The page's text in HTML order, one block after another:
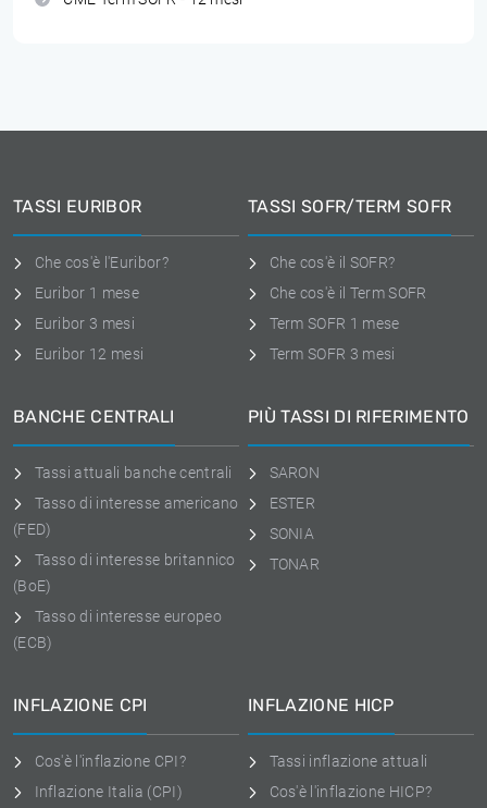
TASSI EURIBOR
Che cos'è l'Euribor?
Euribor 1 mese
Euribor 3 mesi
Euribor 12 mesi
TASSI SOFR/TERM SOFR
Che cos'è il SOFR?
Che cos'è il Term SOFR
Term SOFR 1 mese
Term SOFR 3 mesi
BANCHE CENTRALI
Tassi attuali banche centrali
Tasso di interesse americano
(FED)
Tasso di interesse britannico
(BoE)
Tasso di interesse europeo
(ECB)
PIÙ TASSI DI RIFERIMENTO
SARON
ESTER
SONIA
TONAR
INFLAZIONE CPI
Cos'è l'inflazione CPI?
Inflazione Italia (CPI)
INFLAZIONE HICP
Tassi inflazione attuali
Cos'è l'inflazione HICP?